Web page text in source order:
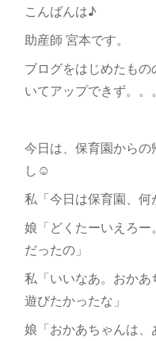
こんばんは♪
助産師 宮本です。
ブログをはじめたも
いてアップできず。。。
今日は、保育園から
し☺
私「今日は保育園、何
娘「どくたーいえろ
だったの」
私「いいなあ。おか
遊びたかったな」
娘「おかあちゃんは、